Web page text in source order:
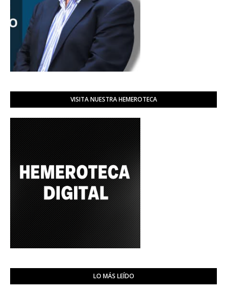
VISITA NUESTRA HEMEROTECA
LO MÁS LEÍDO